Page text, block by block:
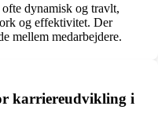
dynamisk og travlt,
og effektivitet. Der
mellem medarbejdere.
karriereudvikling i